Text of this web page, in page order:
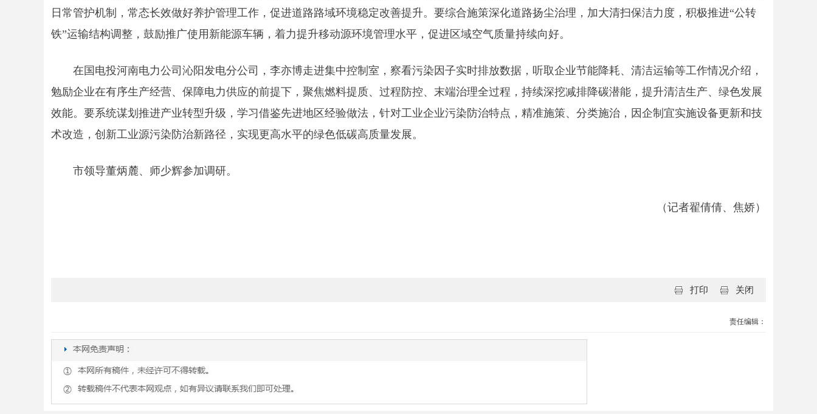
日常管护机制，常态长效做好养护管理工作，促进道路路域环境稳定改善提升。要综合施策深化道路扬尘治理，加大清扫保洁力度，积极推进“公转
铁”运输结构调整，鼓励推广使用新能源车辆，着力提升移动源环境管理水平，促进区域空气质量持续向好。
在国电投河南电力公司沁阳发电分公司，李亦博走进集中控制室，察看污染因子实时排放数据，听取企业节能降耗、清洁运输等工作情况介绍，
勉励企业在有序生产经营、保障电力供应的前提下，聚焦燃料提质、过程防控、末端治理全过程，持续深挖减排降碳潜能，提升清洁生产、绿色发展
效能。要系统谋划推进产业转型升级，学习借鉴先进地区经验做法，针对工业企业污染防治特点，精准施策、分类施治，因企制宜实施设备更新和技
术改造，创新工业源污染防治新路径，实现更高水平的绿色低碳高质量发展。
市领导董炳麓、师少辉参加调研。
（记者翟倩倩、焦娇）
关闭
打印
责任编辑：